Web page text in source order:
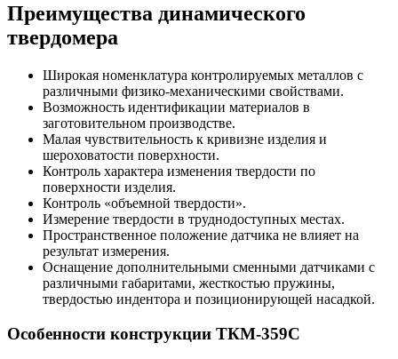
Преимущества динамического
твердомера
Широкая номенклатура контролируемых металлов с
различными физико-механическими свойствами.
Возможность идентификации материалов в
заготовительном производстве.
Малая чувствительность к кривизне изделия и
шероховатости поверхности.
Контроль характера изменения твердости по
поверхности изделия.
Контроль «объемной твердости».
Измерение твердости в труднодоступных местах.
Пространственное положение датчика не влияет на
результат измерения.
Оснащение дополнительными сменными датчиками с
различными габаритами, жесткостью пружины,
твердостью индентора и позиционирующей насадкой.
Особенности конструкции ТКМ-359C